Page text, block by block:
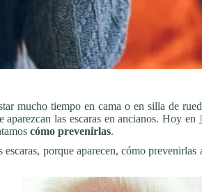
mucho tiempo en cama o en silla de
las escaras en ancianos. Hoy en
cómo prevenirlas.
porque aparecen, cómo